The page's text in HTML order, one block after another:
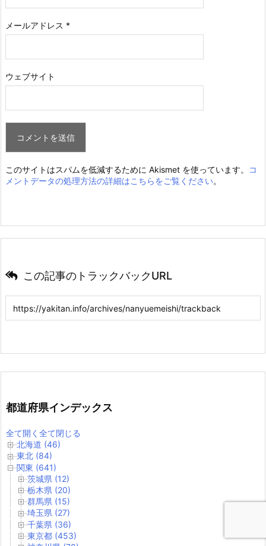
メールアドレス *
ウェブサイト
このサイトはスパムを低減するために Akismet を使っています。
コ
メントデータの処理方法の詳細はこちらをご覧ください。
この記事のトラックバックURL
都道府県インデックス
全て開く 全て閉じる
北海道 (46)
東北 (84)
関東 (641)
茨城県 (12)
栃木県 (20)
群馬県 (15)
埼玉県 (27)
千葉県 (36)
東京都 (453)